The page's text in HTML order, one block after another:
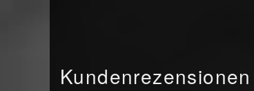
Kundenrezensionen